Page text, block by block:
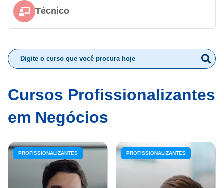
Técnico
Cursos Profissionalizantes
em Negócios
PROFISSIONALIZANTES PROFISSIONALIZANTES